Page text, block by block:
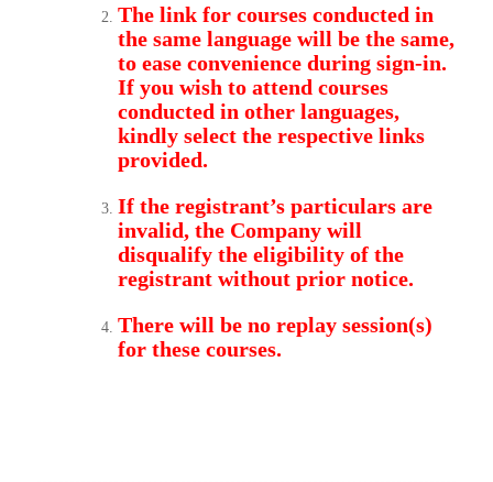
The link for courses conducted in
the same language will be the same,
to ease convenience during sign-in.
If you wish to attend courses
conducted in other languages,
kindly select the respective links
provided.
If the registrant’s particulars are
invalid, the Company will
disqualify the eligibility of the
registrant without prior notice.
There will be no replay session(s)
for these courses.